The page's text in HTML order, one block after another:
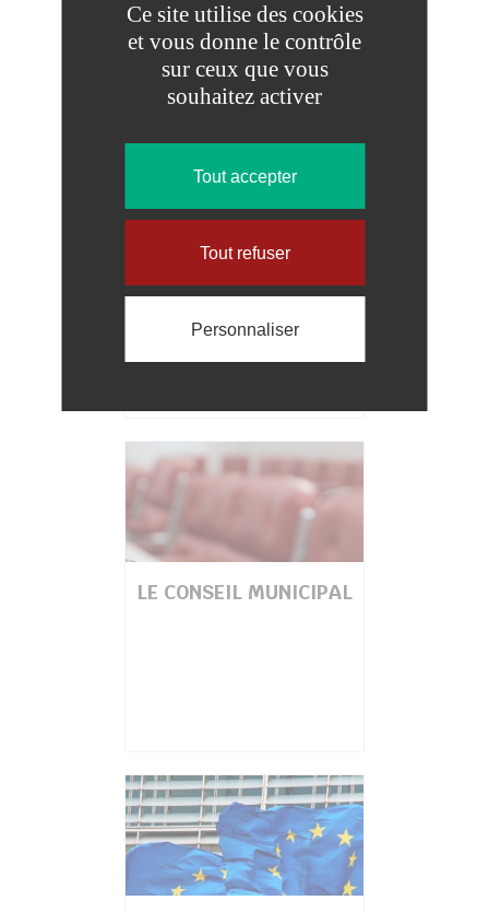
COORDONNÉES ET
CONTACTS
LE CONSEIL MUNICIPAL
Ce site utilise des cookies
et vous donne le contrôle
sur ceux que vous
souhaitez activer
Tout accepter
Tout refuser
Personnaliser